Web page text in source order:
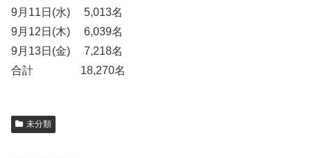
9月11日(水) 5,013名
9月12日(木) 6,039名
9月13日(金) 7,218名
合計 18,270名
未分類